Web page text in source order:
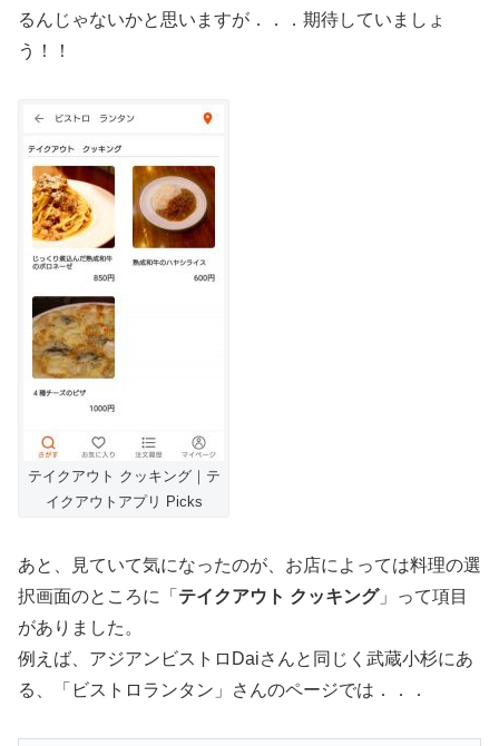
るんじゃないかと思いますが．．．期待していましょ
う！！
テイクアウト クッキング｜テ
イクアウトアプリ Picks
あと、見ていて気になったのが、お店によっては料理の選
択画面のところに「 テイクアウト クッキング」って項目
がありました。
例えば、アジアンビストロDaiさんと同じく武蔵小杉にあ
る、「ビストロランタン」さんのページでは．．．